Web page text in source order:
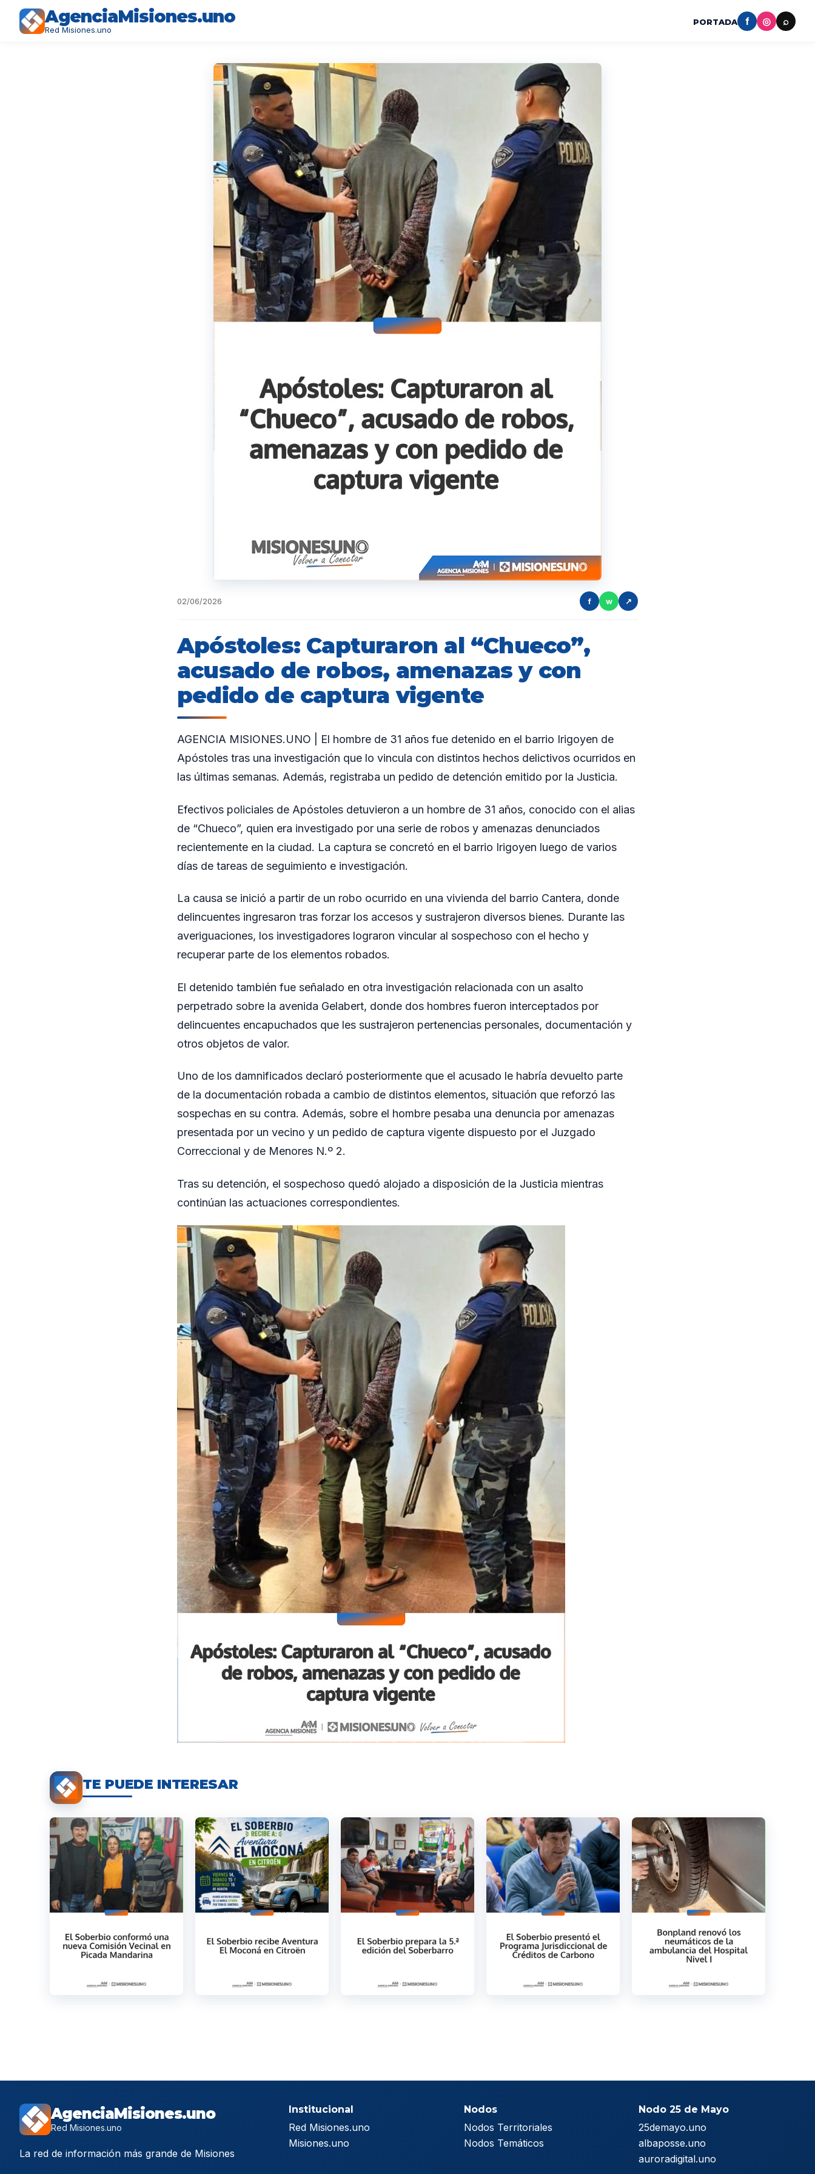
AgenciaMisiones.uno
Red Misiones.uno
PORTADA f ◎ ⌕
02/06/2026 f w ↗
Apóstoles: Capturaron al “Chueco”,
acusado de robos, amenazas y con
pedido de captura vigente
AGENCIA MISIONES.UNO | El hombre de 31 años fue detenido en el barrio Irigoyen de
Apóstoles tras una investigación que lo vincula con distintos hechos delictivos ocurridos en
las últimas semanas. Además, registraba un pedido de detención emitido por la Justicia.
Efectivos policiales de Apóstoles detuvieron a un hombre de 31 años, conocido con el alias
de “Chueco”, quien era investigado por una serie de robos y amenazas denunciados
recientemente en la ciudad. La captura se concretó en el barrio Irigoyen luego de varios
días de tareas de seguimiento e investigación.
La causa se inició a partir de un robo ocurrido en una vivienda del barrio Cantera, donde
delincuentes ingresaron tras forzar los accesos y sustrajeron diversos bienes. Durante las
averiguaciones, los investigadores lograron vincular al sospechoso con el hecho y
recuperar parte de los elementos robados.
El detenido también fue señalado en otra investigación relacionada con un asalto
perpetrado sobre la avenida Gelabert, donde dos hombres fueron interceptados por
delincuentes encapuchados que les sustrajeron pertenencias personales, documentación y
otros objetos de valor.
Uno de los damnificados declaró posteriormente que el acusado le habría devuelto parte
de la documentación robada a cambio de distintos elementos, situación que reforzó las
sospechas en su contra. Además, sobre el hombre pesaba una denuncia por amenazas
presentada por un vecino y un pedido de captura vigente dispuesto por el Juzgado
Correccional y de Menores N.º 2.
Tras su detención, el sospechoso quedó alojado a disposición de la Justicia mientras
continúan las actuaciones correspondientes.
TE PUEDE INTERESAR
AgenciaMisiones.uno
Red Misiones.uno
La red de información más grande de Misiones
Institucional
Red Misiones.uno
Misiones.uno
Nodos
Nodos Territoriales
Nodos Temáticos
Nodo 25 de Mayo
25demayo.uno
albaposse.uno
auroradigital.uno